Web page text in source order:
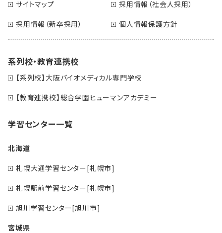
サイトマップ
採用情報（社会人採用）
採用情報（新卒採用）
個人情報保護方針
系列校・教育連携校
【系列校】大阪バイオメディカル専門学校
【教育連携校】総合学園ヒューマンアカデミー
学習センター一覧
北海道
札幌大通学習センター[札幌市]
札幌駅前学習センター[札幌市]
旭川学習センター[旭川市]
宮城県